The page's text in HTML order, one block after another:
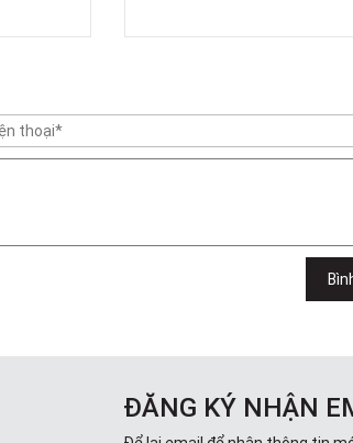
ĐĂNG KÝ NHẬN